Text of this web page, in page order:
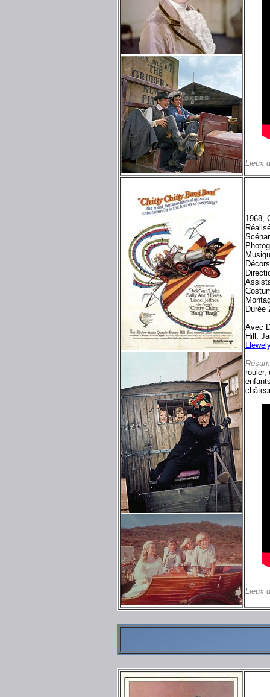
Lieux
1968,
Durée
Avec
Hill,
rouler,
Lieux